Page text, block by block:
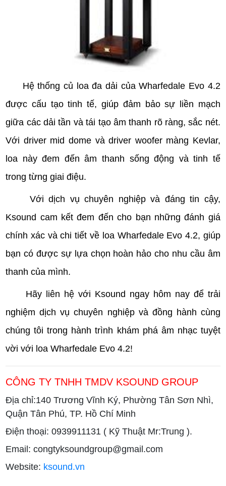
Hệ thống củ loa đa dải của Wharfedale Evo 4.2
được cấu tạo tinh tế, giúp đảm bảo sự liền mạch
giữa các dải tần và tái tạo âm thanh rõ ràng, sắc nét.
Với driver mid dome và driver woofer màng Kevlar,
loa này đem đến âm thanh sống động và tinh tế
trong từng giai điệu.
Với dịch vụ chuyên nghiệp và đáng tin cậy,
Ksound cam kết đem đến cho bạn những đánh giá
chính xác và chi tiết về loa Wharfedale Evo 4.2, giúp
bạn có được sự lựa chọn hoàn hảo cho nhu cầu âm
thanh của mình.
Hãy liên hệ với Ksound ngay hôm nay để trải
nghiệm dịch vụ chuyên nghiệp và đồng hành cùng
chúng tôi trong hành trình khám phá âm nhạc tuyệt
vời với loa Wharfedale Evo 4.2!
CÔNG TY TNHH TMDV KSOUND GROUP
Địa chỉ:140 Trương Vĩnh Ký, Phường Tân Sơn Nhì,
Quận Tân Phú, TP. Hồ Chí Minh
Điện thoại: 0939911131 ( Kỹ Thuật Mr:Trung ).
Email: congtyksoundgroup@gmail.com
Website: ksound.vn